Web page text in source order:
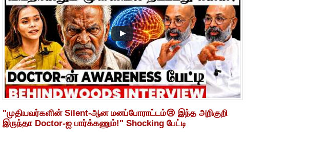
"முதியவர்களின் Silent-ஆன மனப்போராட்டம்😢 இந்த அறிகுறி
இருந்தா Doctor-ஐ பார்க்கணும்!" Shocking பேட்டி